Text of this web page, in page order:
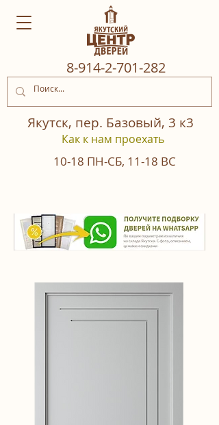
8‒914‒2‒701‒282
Якутск, пер. Базовый, 3 к3
Как к нам проехать
10-18 ПН-СБ, 11-18 ВС